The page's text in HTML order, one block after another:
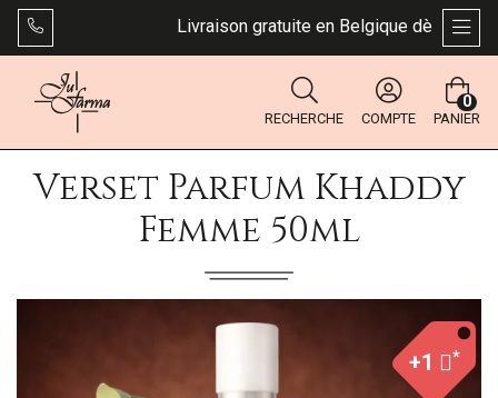
Livraison gratuite en Belgique dès 49 €.
RECHERCHE COMPTE PANIER
0
Verset Parfum Khaddy
Femme 50ml
+1 *